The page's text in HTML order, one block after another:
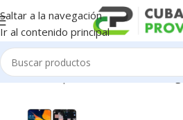
Saltar a la navegación
Ir al contenido principal
Inicio/Piezas para Celulares/Samsung